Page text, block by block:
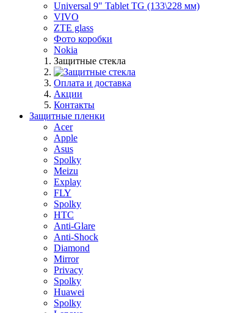
Universal 9" Tablet TG (133\228 мм)
VIVO
ZTE glass
Фото коробки
Nokia
Защитные стекла
Оплата и доставка
Акции
Контакты
Защитные пленки
Acer
Apple
Asus
Spolky
Meizu
Explay
FLY
Spolky
HTC
Anti-Glare
Anti-Shock
Diamond
Mirror
Privacy
Spolky
Huawei
Spolky